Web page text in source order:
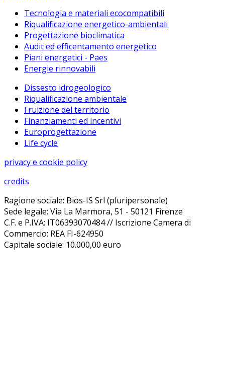
Tecnologia e materiali ecocompatibili
Riqualificazione energetico-ambientali
Progettazione bioclimatica
Audit ed efficentamento energetico
Piani energetici - Paes
Energie rinnovabili
Dissesto idrogeologico
Riqualificazione ambientale
Fruizione del territorio
Finanziamenti ed incentivi
Europrogettazione
Life cycle
privacy e cookie policy
credits
Ragione sociale: Bios-IS Srl (pluripersonale)
Sede legale: Via La Marmora, 51 - 50121 Firenze
C.F. e P.IVA: IT06393070484 // Iscrizione Camera di
Commercio: REA FI-624950
Capitale sociale: 10.000,00 euro